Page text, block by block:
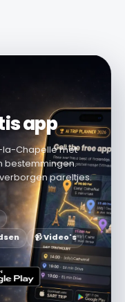
app
la-Chapelle met
bestemmingen.
pareltjes.
📹 Video's